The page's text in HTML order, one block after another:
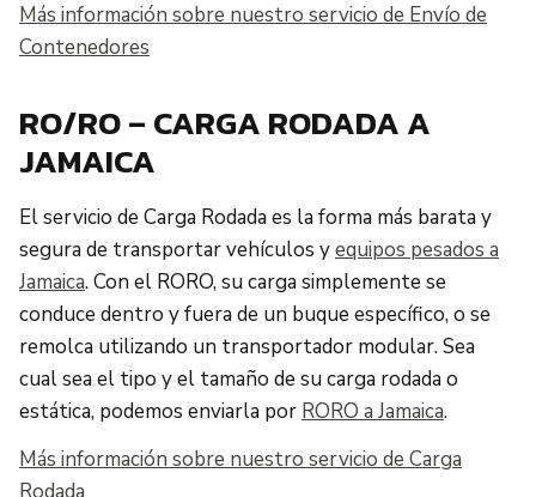
Más información sobre nuestro servicio de Envío de
Contenedores
RO/RO – CARGA RODADA A
JAMAICA
El servicio de Carga Rodada es la forma más barata y
segura de transportar vehículos yequipos pesados a
Jamaica. Con el RORO, su carga simplemente se
conduce dentro y fuera de un buque específico, o se
remolca utilizando un transportador modular. Sea
cual sea el tipo y el tamaño de su carga rodada o
estática, podemos enviarla por RORO a Jamaica.
Más información sobre nuestro servicio de Carga